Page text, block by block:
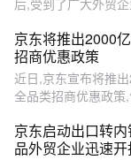
后,受到了广大外贸
京东将推出2000
招商优惠政策
近日,京东宣布将推
全品类招商优惠政
京东启动出口转
品外贸企业迅速